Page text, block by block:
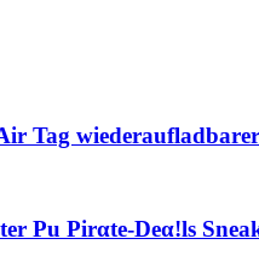
Tag
Pu Pirαtе-Dеα!ls